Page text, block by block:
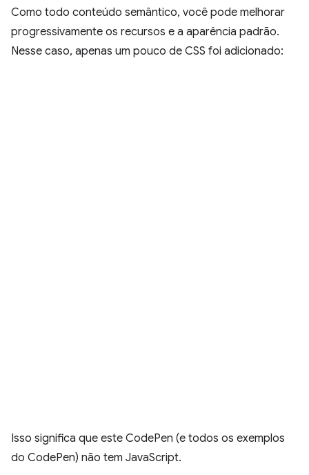
Como todo conteúdo semântico, você pode melhorar
progressivamente os recursos e a aparência padrão.
Nesse caso, apenas um pouco de CSS foi adicionado:
Isso significa que este CodePen (e todos os exemplos
do CodePen) não tem JavaScript.